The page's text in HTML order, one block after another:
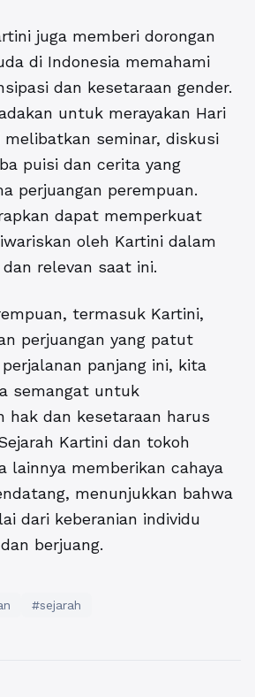
juga memberi dorongan
di Indonesia memahami
dan kesetaraan gender.
untuk merayakan Hari
melibatkan seminar, diskusi
puisi dan cerita yang
perjuangan perempuan.
dapat memperkuat
oleh Kartini dalam
relevan saat ini.
termasuk Kartini,
perjuangan yang patut
panjang ini, kita
semangat untuk
hak dan kesetaraan harus
Kartini dan tokoh
lainnya memberikan cahaya
menunjukkan bahwa
dari keberanian individu
berjuang.
#sejarah